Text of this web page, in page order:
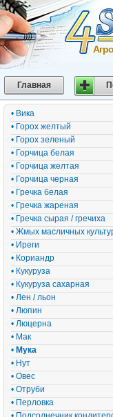
Главная
• Вика
• Горох желтый
• Горох зеленый
• Горчица белая
• Горчица желтая
• Горчица черная
• Гречка белая
• Гречка жареная
• Гречка сырая / гречиха
• Жмых масличных
• Иреги
• Кориандр
• Кукуруза
• Кукуруза сахарная
• Лен / льон
• Люпин
• Люцерна
• Мак
• Мука
• Нут
• Овес
• Отруби
• Перловка